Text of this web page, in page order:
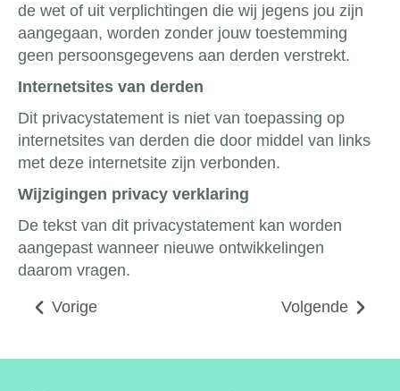
de wet of uit verplichtingen die wij jegens jou zijn
aangegaan, worden zonder jouw toestemming
geen persoonsgegevens aan derden verstrekt.
Internetsites van derden
Dit privacystatement is niet van toepassing op
internetsites van derden die door middel van links
met deze internetsite zijn verbonden.
Wijzigingen privacy verklaring
De tekst van dit privacystatement kan worden
aangepast wanneer nieuwe ontwikkelingen
daarom vragen.
Vorige Volgende